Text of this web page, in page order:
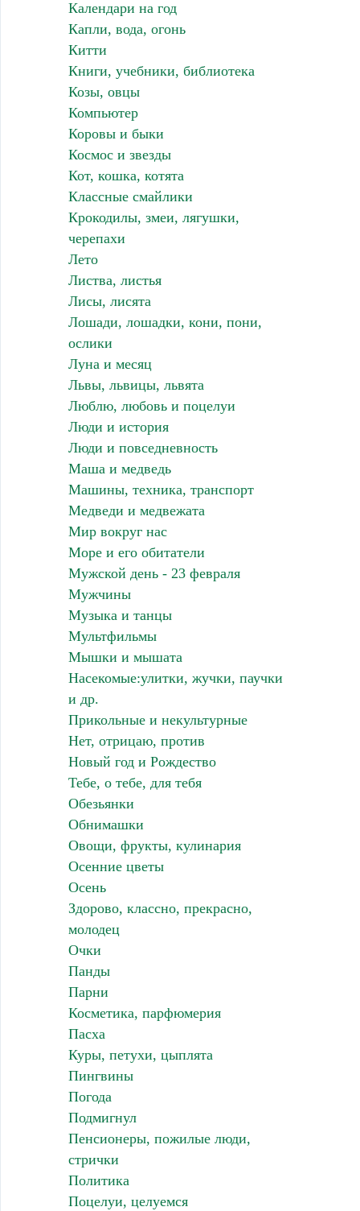
Календари на год
Капли, вода, огонь
Китти
Книги, учебники, библиотека
Козы, овцы
Компьютер
Коровы и быки
Космос и звезды
Кот, кошка, котята
Классные смайлики
Крокодилы, змеи, лягушки,
черепахи
Лето
Листва, листья
Лисы, лисята
Лошади, лошадки, кони, пони,
ослики
Луна и месяц
Львы, львицы, львята
Люблю, любовь и поцелуи
Люди и история
Люди и повседневность
Маша и медведь
Машины, техника, транспорт
Медведи и медвежата
Мир вокруг нас
Море и его обитатели
Мужской день - 23 февраля
Мужчины
Музыка и танцы
Мультфильмы
Мышки и мышата
Насекомые:улитки, жучки, паучки
и др.
Прикольные и некультурные
Нет, отрицаю, против
Новый год и Рождество
Тебе, о тебе, для тебя
Обезьянки
Обнимашки
Овощи, фрукты, кулинария
Осенние цветы
Осень
Здорово, классно, прекрасно,
молодец
Очки
Панды
Парни
Косметика, парфюмерия
Пасха
Куры, петухи, цыплята
Пингвины
Погода
Подмигнул
Пенсионеры, пожилые люди,
стрички
Политика
Поцелуи, целуемся